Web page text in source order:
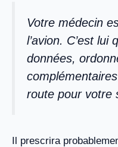
Votre médecin
l’avion. C’est lui
données,
route pour votre
Il prescrira